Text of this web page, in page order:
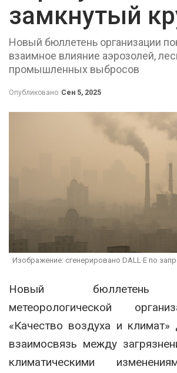
замкнутый
Новый бюллетень организации
взаимное влияние аэрозолей,
промышленных выбросов
Опубликовано Сен 5, 2025
Изображение: сгенерировано DALL·E по
Новый бюллетень
метеорологической
«Качество воздуха и климат»
взаимосвязь между
климатическими